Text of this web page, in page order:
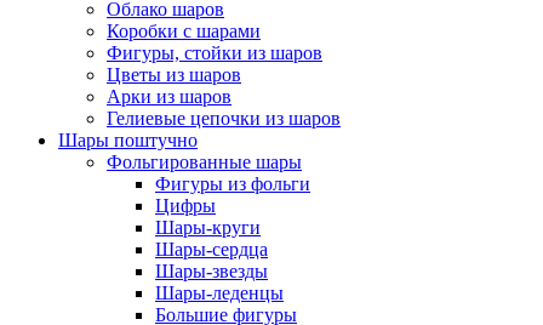
Облако шаров
Коробки с шарами
Фигуры, стойки из шаров
Цветы из шаров
Арки из шаров
Гелиевые цепочки из шаров
Шары поштучно
Фольгированные шары
Фигуры из фольги
Цифры
Шары-круги
Шары-сердца
Шары-звезды
Шары-леденцы
Большие фигуры